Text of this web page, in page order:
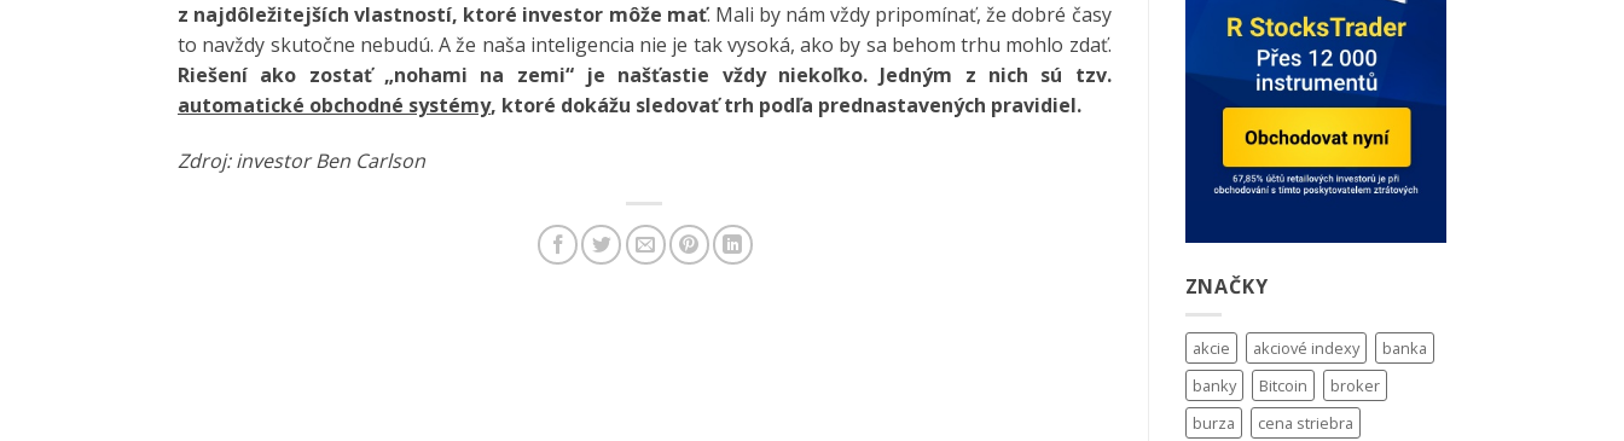
z najdôležitejších vlastností, ktoré investor môže mať. Mali by nám vždy pripomínať, že dobré časy
to navždy skutočne nebudú. A že naša inteligencia nie je tak vysoká, ako by sa behom trhu mohlo zdať.
Riešení ako zostať „nohami na zemi“ je našťastie vždy niekoľko. Jedným z nich sú tzv.
automatické obchodné systémy, ktoré dokážu sledovať trh podľa prednastavených pravidiel.
Zdroj: investor Ben Carlson
ZNAČKY
akcie akciové indexy
banka
banky
Bitcoin
broker
burza
cena striebra